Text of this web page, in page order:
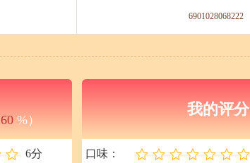
6901028068222
60 %）
6分
我的评分
口味：